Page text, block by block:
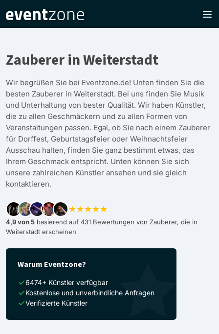
Zauberer in Weiterstadt
Wir begrüßen Sie bei Eventzone.de! Unten finden Sie die
besten Zauberer in Weiterstadt. Bei uns finden Sie Musik
und Unterhaltung von bester Qualität. Wir haben Künstler,
die zu allen Geschmäckern und zu allen Formen von
Veranstaltungen passen. Egal, ob Sie nach einem Zauberer
für Dorffest, Geburtstagsfeier oder Weihnachtsfeier
Ausschau halten, finden Sie ganz bestimmt etwas, das
Ihrem Geschmack entspricht. Unten können Sie sich
unsere zahlreichen Künstler ansehen und sie gleich
kontaktieren.
★★★★★
4,9 von 5 basierend auf 431 Bewertungen von Zauberer, die in
Weiterstadt erscheinen
Warum Eventzone?
6474+ Künstler verfügbar
Kostenlose und unverbindliche Anfragen
Verifizierte Künstler